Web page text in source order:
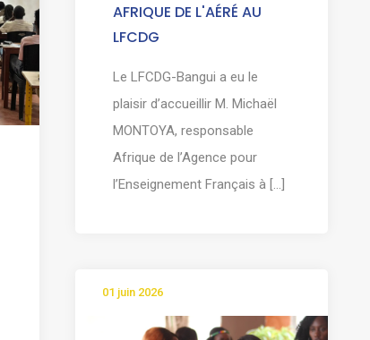
AFRIQUE DE L'AÉRÉ AU
LFCDG
Le LFCDG-Bangui a eu le
plaisir d’accueillir M. Michaël
MONTOYA, responsable
Afrique de l’Agence pour
l’Enseignement Français à [...]
01 juin 2026